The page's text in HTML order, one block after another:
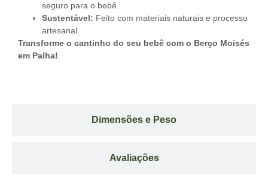
Dimensões e Peso
Avaliações
seguro para o bebê.
Sustentável: Feito com materiais naturais e processo
artesanal.
Transforme o cantinho do seu bebê com o Berço Moisés
em Palha!